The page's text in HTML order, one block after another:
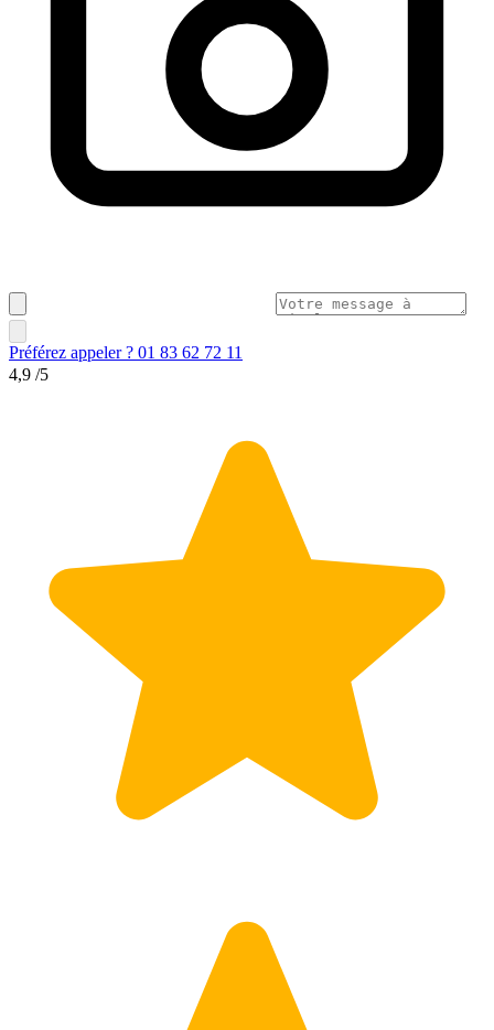
Préférez appeler ? 01 83 62 72 11
4,9 /5